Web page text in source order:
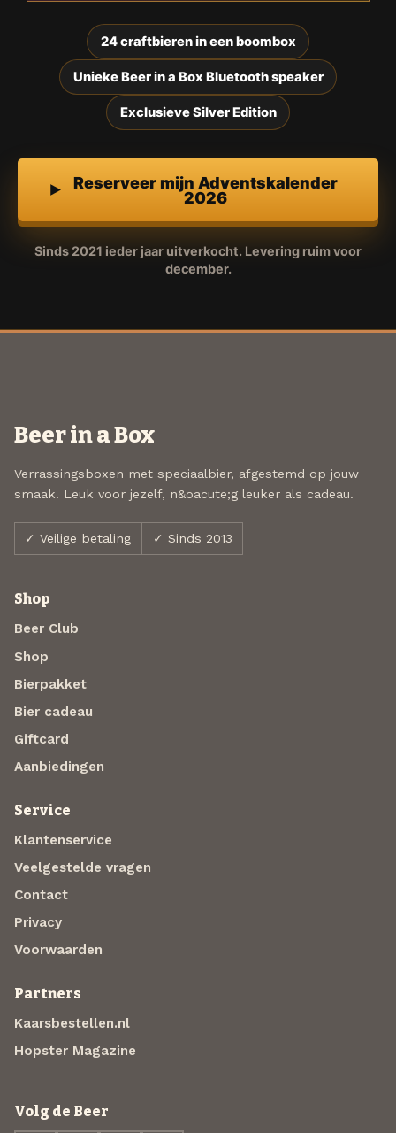
24 craftbieren in een boombox
Unieke Beer in a Box Bluetooth speaker
Exclusieve Silver Edition
Reserveer mijn Adventskalender
2026
Sinds 2021 ieder jaar uitverkocht. Levering ruim voor
december.
Beer in a Box
Verrassingsboxen met speciaalbier, afgestemd op jouw
smaak. Leuk voor jezelf, n&oacute;g leuker als cadeau.
✓ Veilige betaling ✓ Sinds 2013
Shop
Beer Club
Shop
Bierpakket
Bier cadeau
Giftcard
Aanbiedingen
Service
Klantenservice
Veelgestelde vragen
Contact
Privacy
Voorwaarden
Partners
Kaarsbestellen.nl
Hopster Magazine
Volg de Beer